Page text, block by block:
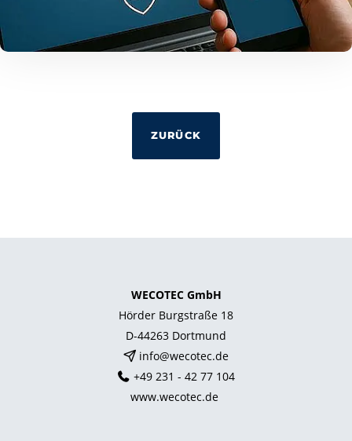
ZURÜCK
WECOTEC GmbH
Hörder Burgstraße 18
D-44263 Dortmund
info@wecotec.de
+49 231 - 42 77 104
www.wecotec.de